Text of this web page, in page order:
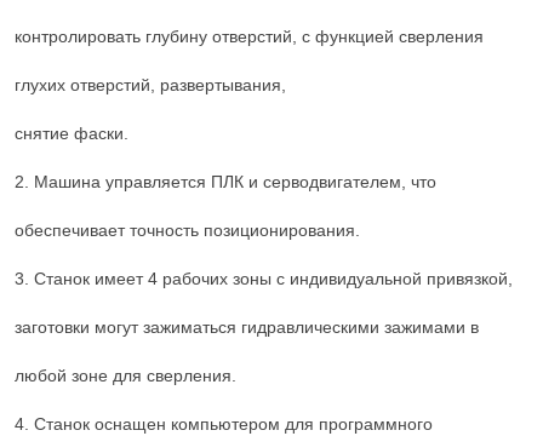
контролировать глубину отверстий, с функцией сверления
глухих отверстий, развертывания,
снятие фаски.
2. Машина управляется ПЛК и серводвигателем, что
обеспечивает точность позиционирования.
3. Станок имеет 4 рабочих зоны с индивидуальной привязкой,
заготовки могут зажиматься гидравлическими зажимами в
любой зоне для сверления.
4. Станок оснащен компьютером для программного